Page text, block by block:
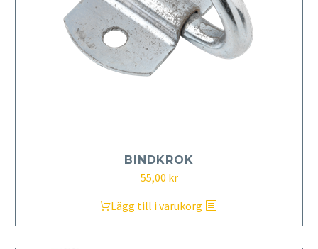
BINDKROK
55,00 kr
Lägg till i varukorg